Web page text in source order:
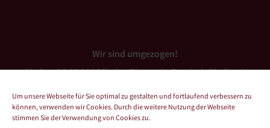
Um unsere Webseite für Sie optimal zu gestalten und fortlaufend verbessern zu
können, verwenden wir Cookies. Durch die weitere Nutzung der Webseite
stimmen Sie der Verwendung von Cookies zu.
Wir sind umgezogen!
Ab dem 16.03.2026 finden Sie uns in Bergisch Gladbach